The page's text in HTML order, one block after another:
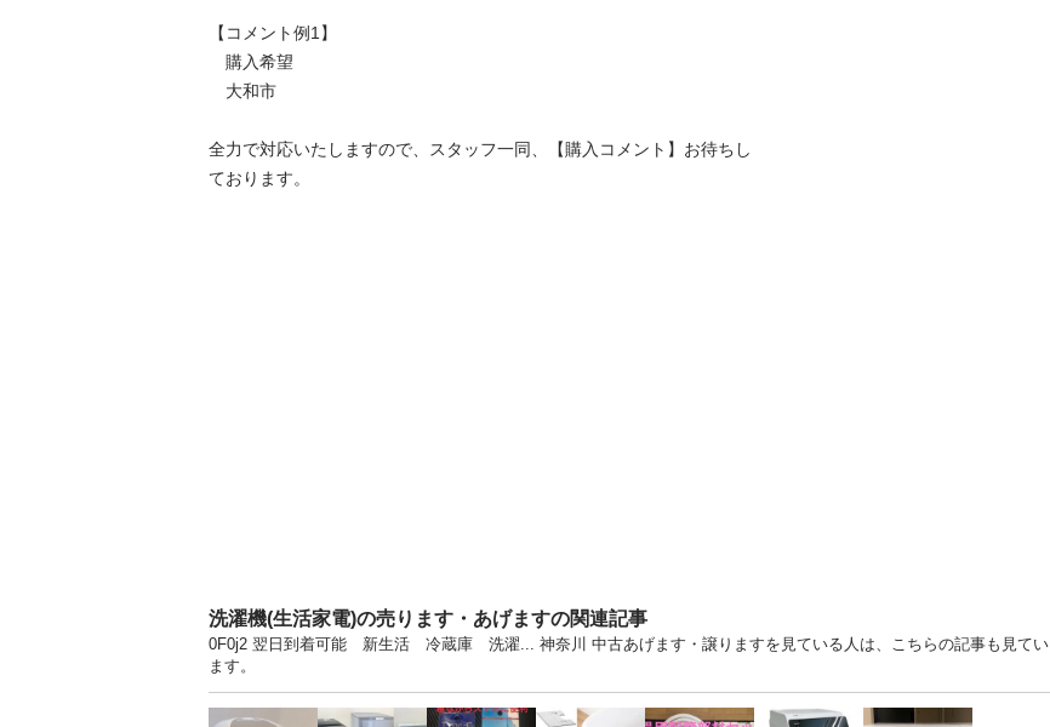
【コメント例1】
購入希望
大和市
全力で対応いたしますので、スタッフ一同、【購入コメント】お待ちし
ております。
洗濯機(生活家電)の売ります・あげますの関連記事
0F0j2 翌日到着可能 新生活 冷蔵庫 洗濯... 神奈川 中古あげます・譲りますを見ている人は、こちらの記事も見てい
ます。